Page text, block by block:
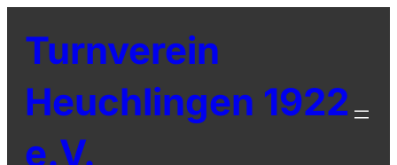
Inhalt
springen
Turnverein
Heuchlingen 1922
e.V.